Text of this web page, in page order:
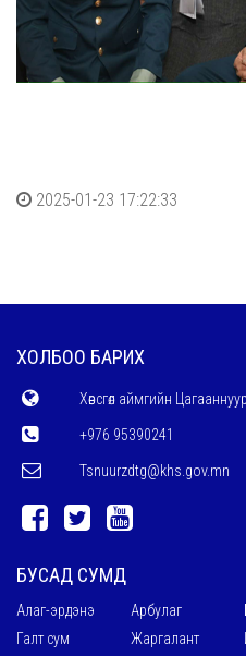
2025-01-23 17:22:33
ХОЛБОО БАРИХ
Хөвсгөл аймгийн
+976 95390241
Tsnuurzdtg@khs.gov.mn
БУСАД СУМД
Алаг-эрдэнэ Арбулаг
Галт сум
Жаргалант